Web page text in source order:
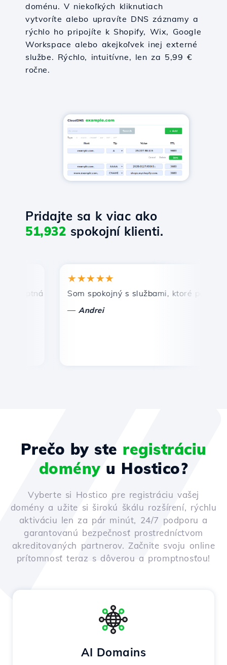
doménu. V niekoľkých kliknutiach
vytvoríte alebo upravíte DNS záznamy a
rýchlo ho pripojíte k Shopify, Wix, Google
Workspace alebo akejkoľvek inej externé
službe. Rýchlo, intuitívne, len za 5,99 €
ročne.
Pridajte sa k viac ako
51,932 spokojní klienti.
a efektívna technická podpora.
★★★★★
Som spokojný s službami, ktoré ponúka
Andrei
Prečo by ste registráciu
doményu Hostico?
Vyberte si Hostico pre registráciu vašej
domény a užite si širokú škálu rozšírení, rýchlu
aktiváciu len za pár minút, 24/7 podporu a
garantovanú bezpečnosť prostredníctvom
akreditovaných partnerov. Začnite svoju online
prítomnosť teraz s dôverou a promptnosťou!
AI Domains